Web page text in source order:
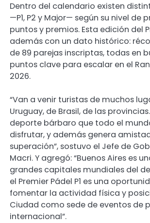
Dentro del calendario existen
—P1, P2 y Major— según su nivel de
puntos y premios. Esta edición del
además con un dato histórico:
de 89 parejas inscriptas, todas en
puntos clave para escalar en el
2026.
“Van a venir turistas de muchos
Uruguay, de Brasil, de las
deporte bárbaro que todo el
disfrutar, y además genera
superación”, sostuvo el Jefe de
Macri. Y agregó: “Buenos Aires es
grandes capitales mundiales del
el Premier Pádel P1 es una
fomentar la actividad física y
Ciudad como sede de eventos de
internacional”.